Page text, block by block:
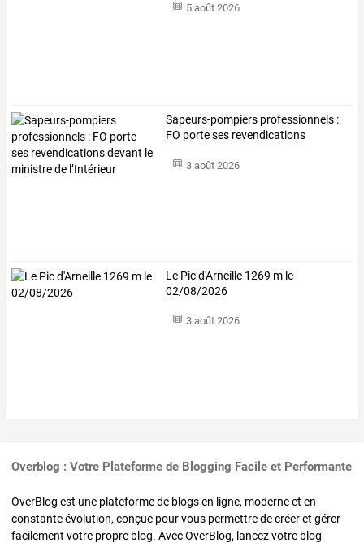
5 août 2026
Sapeurs-pompiers professionnels :
FO porteses revendications
3 août 2026
Le Pic d'Arneille 1269 m le
02/08/2026
3 août 2026
Overblog : Votre Plateforme de Blogging Facile et Performante
OverBlog est une plateforme de blogs en ligne, moderne et en
constante évolution, conçue pour vous permettre de créer et gérer
facilement votre propre blog. Avec OverBlog, lancez votre blog